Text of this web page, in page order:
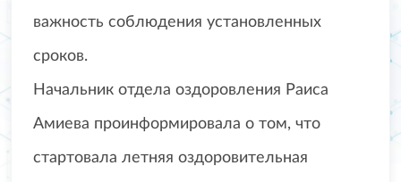
важность соблюдения установленных
сроков.
Начальник отдела оздоровления Раиса
Амиева проинформировала о том, что
стартовала летняя оздоровительная